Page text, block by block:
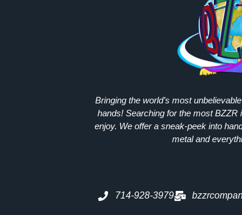
Bringing the world’s most
hands! Searching for the mostBZZR
enjoy. We offer a sneak-peek into
metal and
714-928-3979